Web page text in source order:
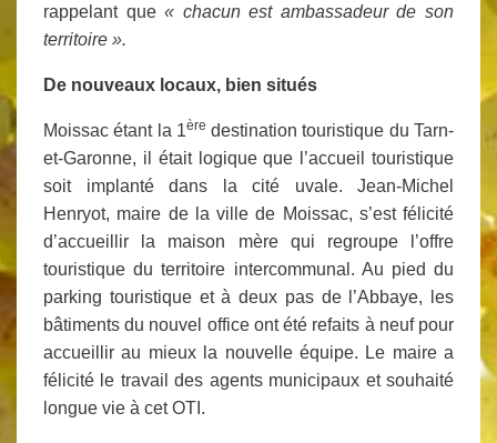
rappelant que« chacun est ambassadeur de son
territoire ».
De nouveaux locaux, bien situés
Moissac étant la 1ère destination touristique du Tarn-
et-Garonne, il était logique que l’accueil touristique
soit implanté dans la cité uvale. Jean-Michel
Henryot, maire de la ville de Moissac, s’est félicité
d’accueillir la maison mère qui regroupe l’offre
touristique du territoire intercommunal. Au pied du
parking touristique et à deux pas de l’Abbaye, les
bâtiments du nouvel office ont été refaits à neuf pour
accueillir au mieux la nouvelle équipe. Le maire a
félicité le travail des agents municipaux et souhaité
longue vie à cet OTI.